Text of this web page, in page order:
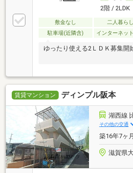
2階 / 2LDK
敷金なし 二人暮らし
駐車場(近隣含)
インターネッ
ゆったり使える2ＬＤＫ募集開
賃貸マンション ディンプル阪本
湖西線
その他の交通
築16年7ヶ
滋賀県